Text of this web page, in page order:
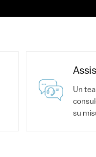
Un
su